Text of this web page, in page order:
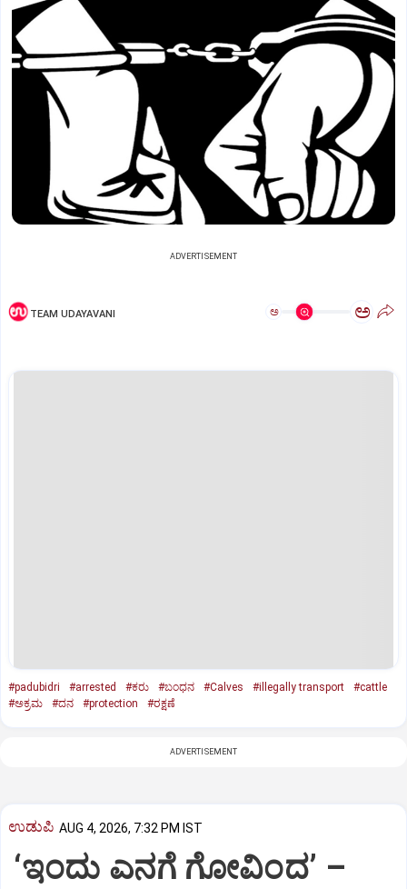
ADVERTISEMENT
TEAM UDAYAVANI ಅ ಅ
#padubidri #arrested #ಕರು #ಬಂಧನ #Calves #illegally transport
#cattle
#ಅಕ್ರಮ
#ದನ #protection #ರಕ್ಷಣೆ
ADVERTISEMENT
ಉಡುಪಿ AUG 4, 2026, 7:32 PM IST
‘ಇಂದು ಎನಗೆ ಗೋವಿಂದ’ –